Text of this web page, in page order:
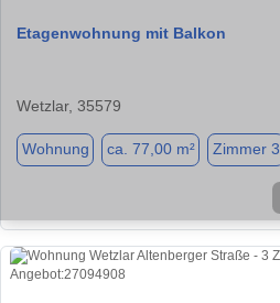
Etagenwohnung mit Balkon
Wetzlar, 35579
Wohnung ca. 77,00 m² Zimmer 3